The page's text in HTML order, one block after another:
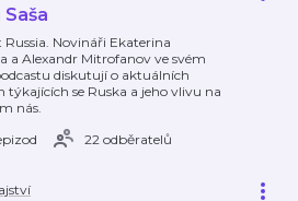
Saša
Novináři Ekaterina
a Alexandr Mitrofanov ve svém
diskutují o aktuálních
týkajících se Ruska a jeho vlivu na
nás.
22 odběratelů